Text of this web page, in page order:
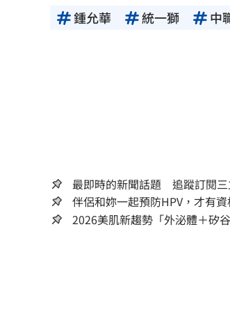
鍾允華 統一獅 中
最即時的新聞話題 追蹤訂閱三
伴侶和妳一起預防HPV，才有
2026美肌新趨勢「外泌體＋矽